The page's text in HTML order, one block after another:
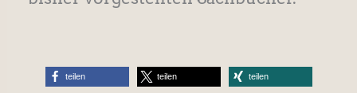
teilen teilen teilen